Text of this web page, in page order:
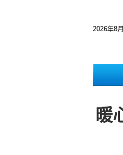
2026年8
暖